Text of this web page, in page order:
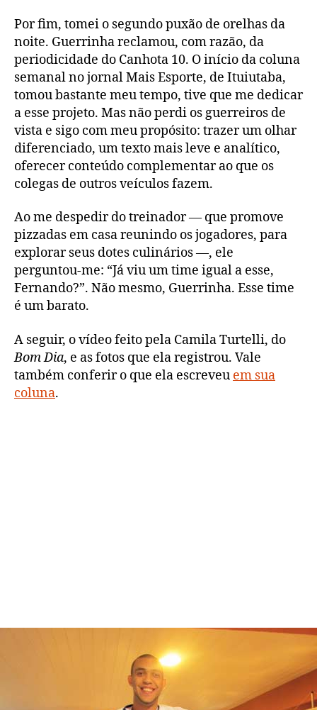
Por fim, tomei o segundo puxão de orelhas da
noite. Guerrinha reclamou, com razão, da
periodicidade do Canhota 10. O início da coluna
semanal no jornal Mais Esporte, de Ituiutaba,
tomou bastante meu tempo, tive que me dedicar
a esse projeto. Mas não perdi os guerreiros de
vista e sigo com meu propósito: trazer um olhar
diferenciado, um texto mais leve e analítico,
oferecer conteúdo complementar ao que os
colegas de outros veículos fazem.
Ao me despedir do treinador — que promove
pizzadas em casa reunindo os jogadores, para
explorar seus dotes culinários —, ele
perguntou-me: “Já viu um time igual a esse,
Fernando?”. Não mesmo, Guerrinha. Esse time
é um barato.
A seguir, o vídeo feito pela Camila Turtelli, do
Bom Dia, e as fotos que ela registrou. Vale
também conferir o que ela escreveu em sua
coluna.